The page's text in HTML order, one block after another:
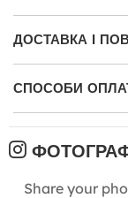
ДОСТАВКА І
СПОСОБИ
Share your